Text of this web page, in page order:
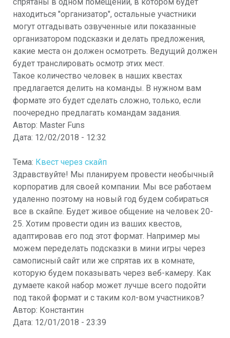
находиться "организатор", остальные участники
могут отгадывать озвученные или показанные
организатором подсказки и делать предложения,
какие места он должен осмотреть. Ведущий должен
будет транслировать осмотр этих мест.
Такое количество человек в наших квестах
предлагается делить на команды. В нужном вам
формате это будет сделать сложно, только, если
поочередно предлагать командам задания.
Автор: Master Funs
Дата: 12/02/2018 - 12:32
Тема: Квест через скайп
Здравствуйте! Мы планируем провести необычный
корпоратив для своей компании. Мы все работаем
удаленно поэтому на новый год будем собираться
все в скайпе. Будет живое общение на человек 20-
25. Хотим провести один из ваших квестов,
адаптировав его под этот формат. Например мы
можем переделать подсказки в мини игры через
самописный сайт или же спрятав их в комнате,
которую будем показывать через веб-камеру. Как
думаете какой набор может лучше всего подойти
под такой формат и с таким кол-вом участников?
Автор: Константин
Дата: 12/01/2018 - 23:39